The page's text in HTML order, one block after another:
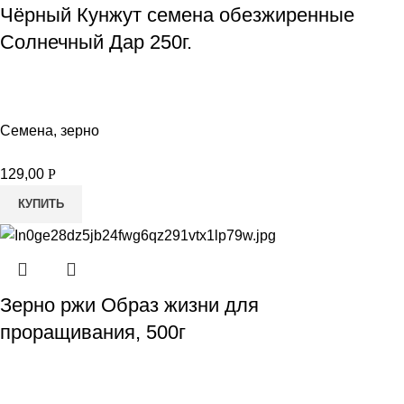
Чёрный Кунжут семена обезжиренные
Солнечный Дар 250г.
Семена, зерно
129,00 Р
КУПИТЬ
Зерно ржи Образ жизни для
проращивания, 500г